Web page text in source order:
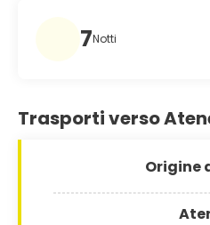
7Notti
Trasporti verso
Origine